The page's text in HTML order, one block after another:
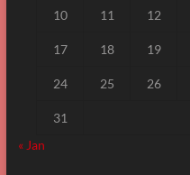
10 11 12
17 18 19
24 25 26
31
« Jan